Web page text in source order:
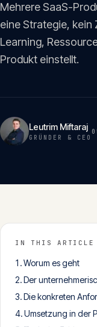
Insights
Glossar
Kontakt
Get in
CONTACT
info@innopulse.io +41
Mehrere SaaS-
eine Strategie, kein
Learning,
Produkt einstellt.
Leutrim Miftaraj
GRÜNDER & CEO
IN THIS ARTICLE
Worum es geht
Der
Die konkreten
Umsetzung in der